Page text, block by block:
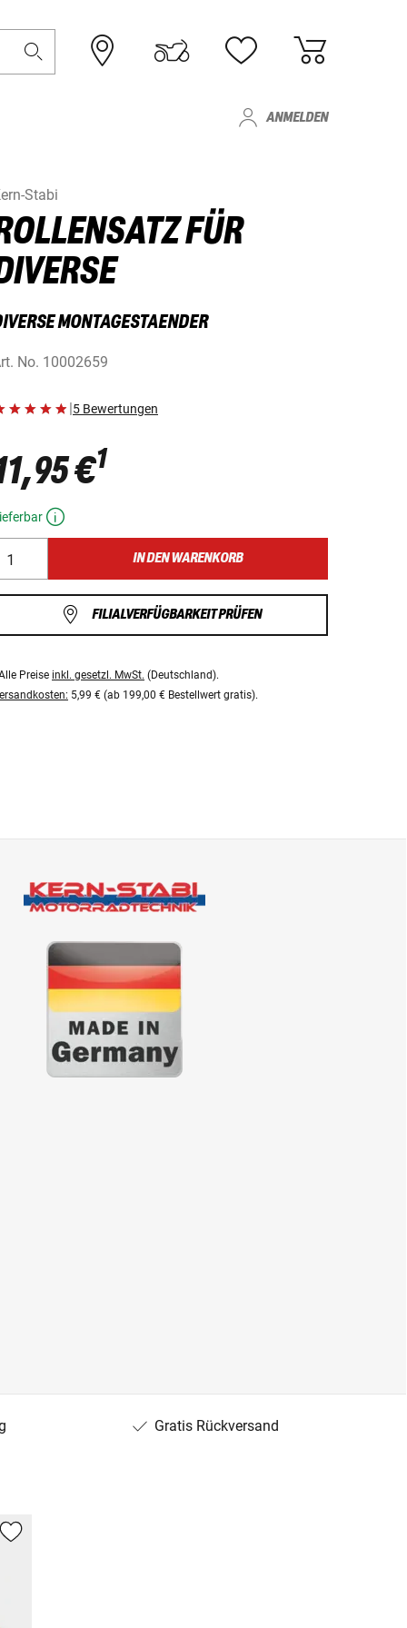
ANMELDEN
Stabi
FÜR
MONTAGESTAENDER
No. 10002659
|5 Bewertungen
€1
IN DEN WARENKORB
FILIALVERFÜGBARKEIT PRÜFEN
Preise inkl. gesetzl. MwSt. (Deutschland).
5,99 € (ab 199,00 € Bestellwert gratis).
Gratis Rückversand